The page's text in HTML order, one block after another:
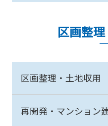
区画整
区画整理・土地収用
再開発・マンション